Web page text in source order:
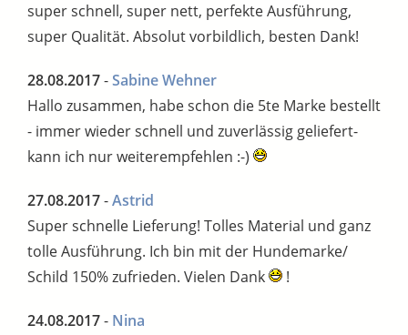
super schnell, super nett, perfekte Ausführung,
super Qualität. Absolut vorbildlich, besten Dank!
28.08.2017-Sabine Wehner
Hallo zusammen, habe schon die 5te Marke bestellt
- immer wieder schnell und zuverlässig geliefert-
kann ich nur weiterempfehlen :-)
27.08.2017-Astrid
Super schnelle Lieferung! Tolles Material und ganz
tolle Ausführung. Ich bin mit der Hundemarke/
Schild 150% zufrieden. Vielen Dank
!
24.08.2017- Nina